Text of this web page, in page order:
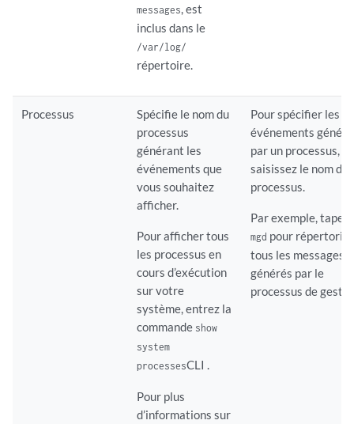
messages, est
inclus dans le
/var/log/
répertoire.
Processus
Spécifie le nom du
processus
générant les
événements que
vous souhaitez
afficher.
Pour afficher tous
les processus en
cours d’exécution
sur votre
système, entrez la
commande show
system
processesCLI .
Pour plus
d’informations sur
Pour spécifier les
événements
par un processus,
saisissez le nom du
processus.
Par exemple, tapez
mgd pour répertorier
tous les messages
générés par le
processus de